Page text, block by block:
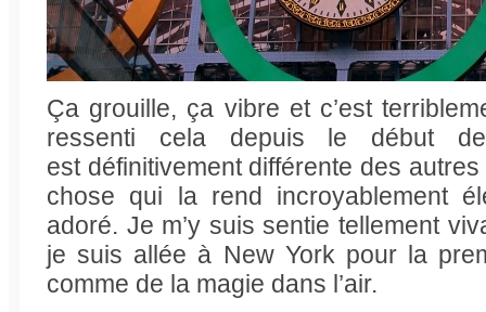
Ça grouille, ça vibre et c’est
ressenti cela depuis le début
est définitivement différente des
chose qui la rend incroyablement
adoré. Je m’y suis sentie tellement
je suis allée à New York pour la
comme de la magie dans l’air.